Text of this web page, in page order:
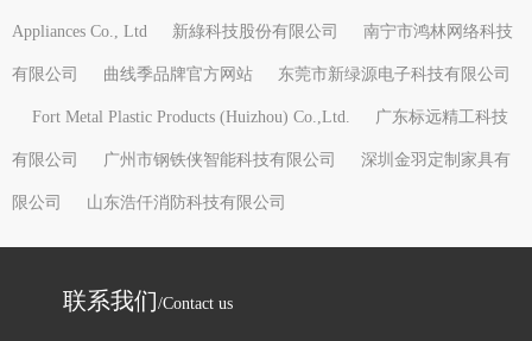
Appliances Co., Ltd 新綠科技股份有限公司 南宁市鸿林网络科技
有限公司 曲线季品牌官方网站 东莞市新绿源电子科技有限公司
Fort Metal Plastic Products (Huizhou) Co.,Ltd. 广东标远精工科技
有限公司 广州市钢铁侠智能科技有限公司 深圳金羽定制家具有
限公司 山东浩仟消防科技有限公司
联系我们/Contact us